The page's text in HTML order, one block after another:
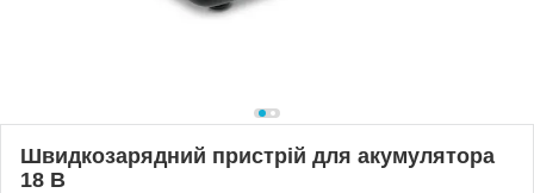
Швидкозарядний пристрій для акумулятора
18 В